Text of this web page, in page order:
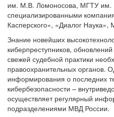
им. М.В. Ломоносова, МГТУ им.
специализированными
Касперского», «Диалог
Знание новейших
киберпреступников,
свежей судебной практики
правоохранительных органов.
информирования о последних
кибербезопасности –
осуществляет регулярный
подразделениями МВД России.